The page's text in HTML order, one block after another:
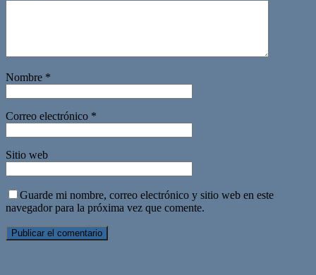
Nombre *
Correo electrónico *
Sitio web
Guarde mi nombre, correo electrónico y sitio web en este
navegador para la próxima vez que comente.